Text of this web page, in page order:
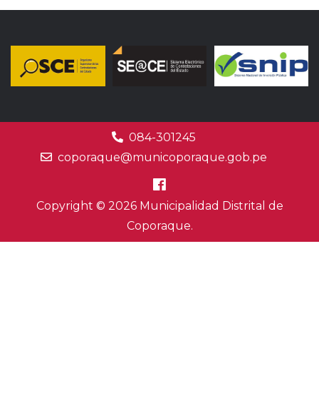
084-301245
coporaque@municoporaque.gob.pe
Copyright © 2026 Municipalidad Distrital de
Coporaque.